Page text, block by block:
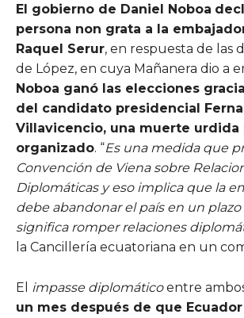
El gobierno de Daniel Noboa
persona non grata a la
Raquel Serur, en respuesta de las
de López, en cuya Mañanera dio a
Noboa ganó las elecciones
del candidato presidencial
Villavicencio, una muerte urdida
organizado. “Es una medida que
Convención de Viena sobre
Diplomáticas y eso implica que la
debe abandonar el país en un plazo
significa romper relaciones
la Cancillería ecuatoriana en un
El impasse diplomáticoentre
un mes después de que